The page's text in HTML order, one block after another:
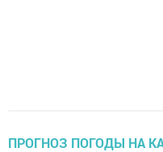
ПРОГНОЗ ПОГОДЫ НА